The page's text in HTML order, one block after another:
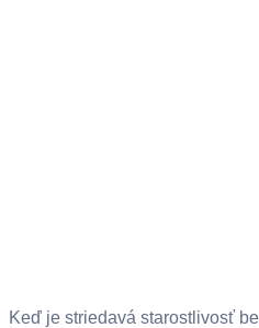
Keď je striedavá starostlivosť